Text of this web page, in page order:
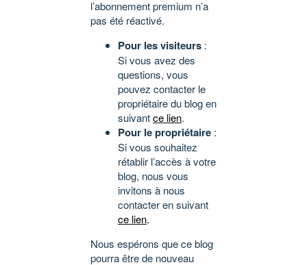
l’abonnement premium n’a
pas été réactivé.
Pour les visiteurs :
Si vous avez des
questions, vous
pouvez contacter le
propriétaire du blog en
suivantce lien.
Pour le propriétaire :
Si vous souhaitez
rétablir l’accès à votre
blog, nous vous
invitons à nous
contacter en suivant
ce lien.
Nous espérons que ce blog
pourra être de nouveau